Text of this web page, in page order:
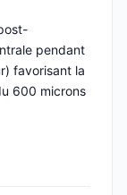
pendant
favorisant la
600 microns